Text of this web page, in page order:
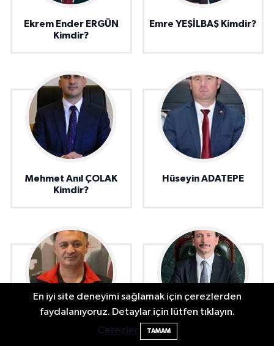
Ekrem Ender ERGÜN
Kimdir?
Emre YEŞİLBAŞ Kimdir?
Mehmet Anıl ÇOLAK
Kimdir?
Hüseyin ADATEPE
Murat TÜRKMEN
Muhammed ÇETİN
En iyi site deneyimi sağlamak için çerezlerden
faydalanıyoruz. Detaylar için lütfen tıklayın.
Çerezler
TAMAM
Bartın TSO'da Ortak Gündem: Ekonomi
ve Sektörel Sorunlar